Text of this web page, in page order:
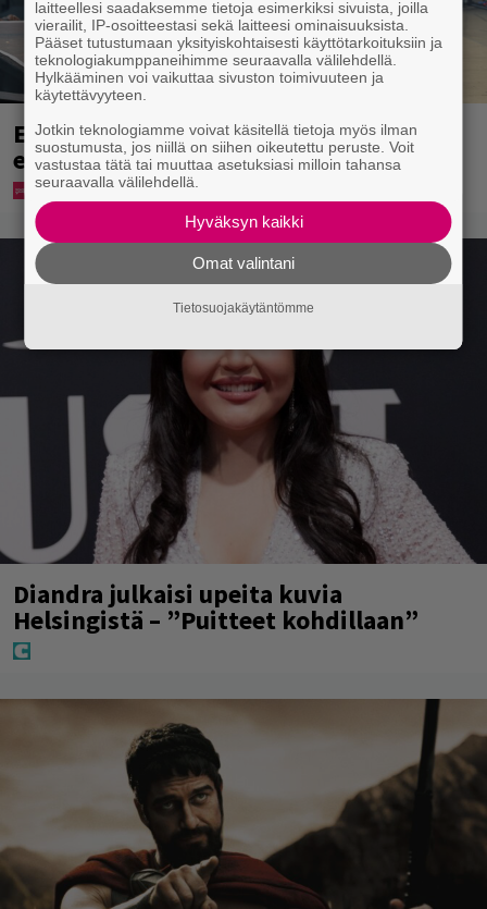
Eppu Normaalin viimeinen konsertti
esitetään Ylellä
Diandra julkaisi upeita kuvia
Helsingistä – ”Puitteet kohdillaan”
laitteellesi saadaksemme tietoja esimerkiksi sivuista, joilla
vierailit, IP-osoitteestasi sekä laitteesi ominaisuuksista.
Pääset tutustumaan yksityiskohtaisesti käyttötarkoituksiin ja
teknologiakumppaneihimme seuraavalla välilehdellä.
Hylkääminen voi vaikuttaa sivuston toimivuuteen ja
käytettävyyteen.
Jotkin teknologiamme voivat käsitellä tietoja myös ilman
suostumusta, jos niillä on siihen oikeutettu peruste. Voit
vastustaa tätä tai muuttaa asetuksiasi milloin tahansa
seuraavalla välilehdellä.
Hyväksyn kaikki
Omat valintani
Tietosuojakäytäntömme